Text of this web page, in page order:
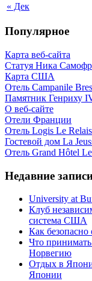
« Дек
Популярное
Карта веб-сайта
Статуя Ника
Карта США
Отель Campanile
Памятник Генриху
О веб-сайте
Отели Франции
Отель Logis Le
Гостевой дом La
Отель Grand Hôtel
Недавние
University at
Клуб
система США
Как
Что
Норвегию
Отдых в
Японии